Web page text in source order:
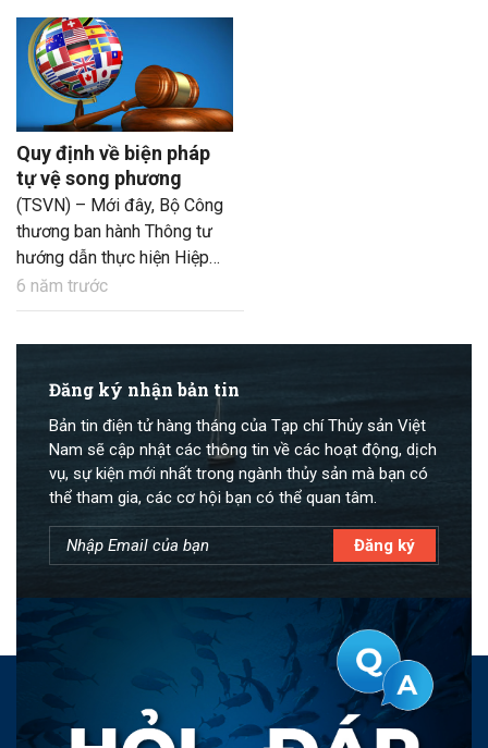
Quy định về biện pháp
tự vệ song phương
(TSVN) – Mới đây, Bộ Công
thương ban hành Thông tư
hướng dẫn thực hiện Hiệp
định EVFTA về phòng vệ
thương mại, trong đó có các
song phương.
6 năm trước
Đăng ký nhận bản tin
Bản tin điện tử hàng tháng của Tạp chí Thủy sản Việt
Nam sẽ cập nhật các thông tin về các hoạt động, dịch
vụ, sự kiện mới nhất trong ngành thủy sản mà bạn có
thể tham gia, các cơ hội bạn có thể quan tâm.